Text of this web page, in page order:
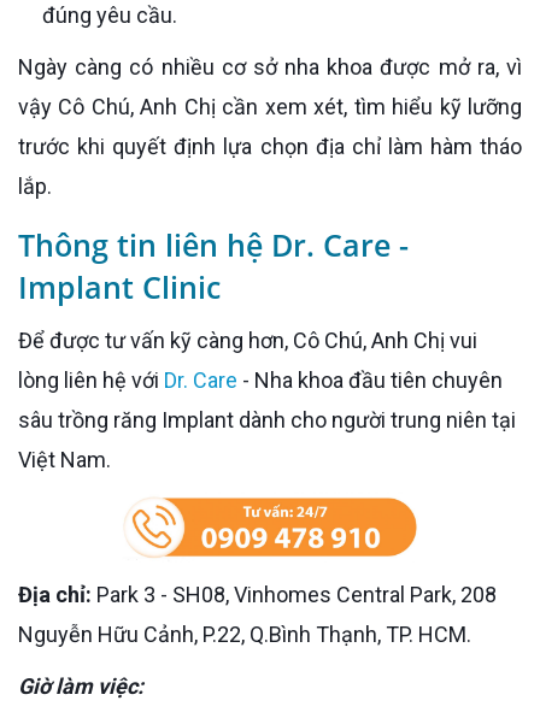
đúng yêu cầu.
Ngày càng có nhiều cơ sở nha khoa được mở ra, vì
vậy Cô Chú, Anh Chị cần xem xét, tìm hiểu kỹ lưỡng
trước khi quyết định lựa chọn địa chỉ làm hàm tháo
lắp.
Thông tin liên hệ Dr. Care -
Implant Clinic
Để được tư vấn kỹ càng hơn, Cô Chú, Anh Chị vui
lòng liên hệ với Dr. Care - Nha khoa đầu tiên chuyên
sâu trồng răng Implant dành cho người trung niên tại
Việt Nam.
Địa chỉ: Park 3 - SH08, Vinhomes Central Park, 208
Nguyễn Hữu Cảnh, P.22, Q.Bình Thạnh, TP. HCM.
Giờ làm việc: